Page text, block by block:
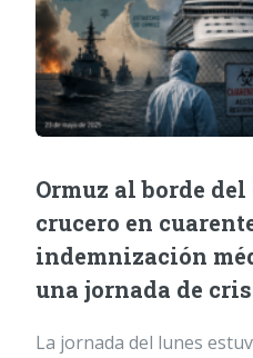
Ormuz al borde
crucero en
indemnización
una jornada de
La jornada del lunes